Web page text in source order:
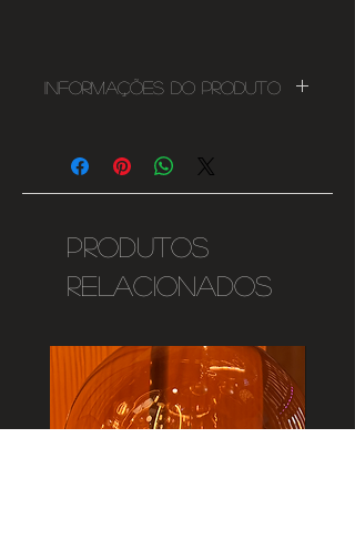
Informações do Produto
Vários acabamentos
Diâmetro: 230mm
Altura: 20mm
Produtos
relacionados